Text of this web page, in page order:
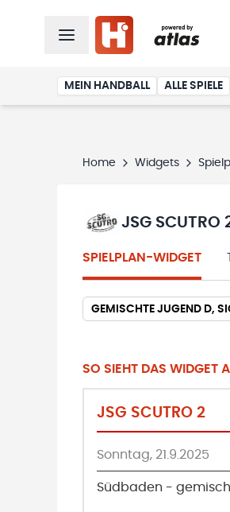
MEIN HANDBALL ALLE SPIELE
Home Widgets
JSG SCUTRO
SPIELPLAN-WIDGET
SO SIEHT DAS WIDGET
JSG SCUTRO 2
Sonntag, 21.9.2025
Südbaden -